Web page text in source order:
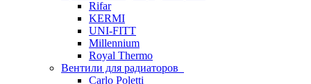
Rifar
KERMI
UNI-FITT
Millennium
Royal Thermo
Вентили для радиаторов
Carlo Poletti